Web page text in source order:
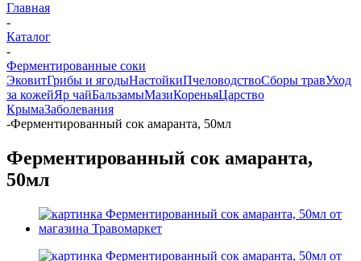
Главная
-
Каталог
-
Ферментированные соки
ЭковитГрибы и ягодыНастойкиПчеловодствоСборы травУход
за кожейЯр чайБальзамыМазиКореньяЦарство
КрымаЗаболевания
-Ферментированный сок амаранта, 50мл
Ферментированный сок амаранта,
50мл